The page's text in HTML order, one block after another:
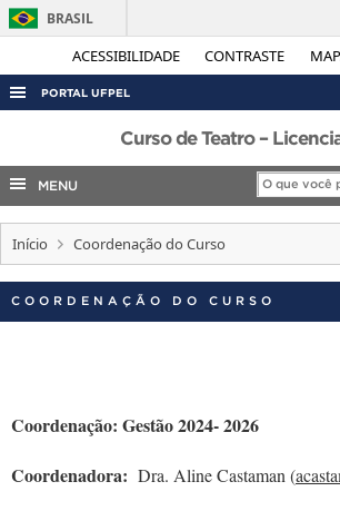
ACESSIBILIDADE CONTRASTE
BRASIL
PORTAL UFPEL
ACESSO À INFORMAÇÃO
AUDITORIA
COBALTO
CONCURSOS
EDITAIS
INTERNACIONAL
TELEFONES
Curso de Teatro –
MENU
Início Coordenação do Curso
COORDENAÇÃO DO CURSO
Coordenação: Gestão 2024- 2026
Coordenadora: Dra. Aline Castaman (